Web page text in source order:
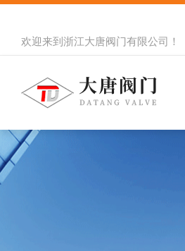
欢迎来到 浙江大唐阀门有限公司 ！